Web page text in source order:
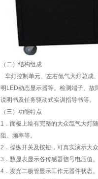
（二）结构组成
车灯控制单元、左右氙气大灯总成
明LED动态显示器等。检测端子、故
说明书及任务驱动式实训指导书等。
（三）功能特点
1．面板上绘有完整的大众氙气大灯
阻、频率等。
2．操纵开关及按钮，可真实演示大
3．数显表显示各传感器信号电压值。
4．发光二极管显示工作元器件状态。